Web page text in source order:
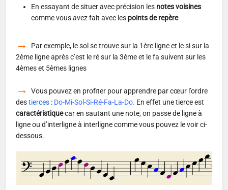
En essayant de situer avec précision les notes voisines
comme vous avez fait avec les points de repère
→
Par exemple, le sol se trouve sur la 1ère ligne et le si sur la
2ème ligne après c’est le ré sur la 3ème et le fa suivent sur les
4èmes et 5èmes lignes
→Vous pouvez en profiter pour apprendre par cœur l’ordre
destierces : Do-Mi-Sol-Si-Ré-Fa-La-Do. En effet une tierce est
caractéristiquecar en sautant une note, on passe de ligne à
ligne ou d’interligne à interligne comme vous pouvez le voir ci-
dessous.